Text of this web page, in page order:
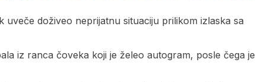
doživeo neprijatnu situaciju prilikom izlaska sa
iz ranca čoveka koji je želeo autogram, posle čega je